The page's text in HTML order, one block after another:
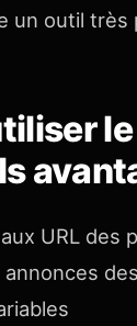
un outil très
URL des